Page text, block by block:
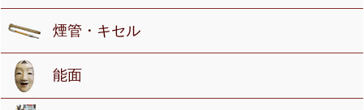
煙管・キセル
能面